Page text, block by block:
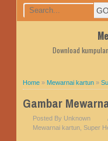
Download
Home » Mewarnai kartun »
Gambar
Posted By Unknown
Mewarnai kartun Super